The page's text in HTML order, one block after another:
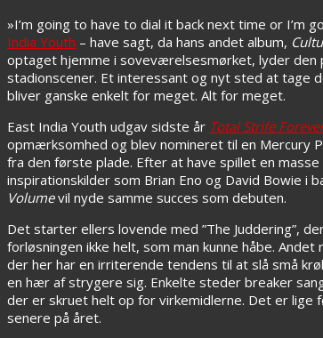
»I’m going to have to dial it back next time or I’m
India Youth – have sagt, da hans andet album,
optaget hjemme i soveværelsesmørket, lyder den
stadionscener. Et interessant og nyt sted at tage
bliver ganske enkelt for meget. Alt for meget.
East India Youth udgav sidste år Total Strife
opmærksomhed og blev nomineret til en Mercury
fra den første plade. Efter at have spillet en
inspirationskilder som Brian Eno og David Bowie
Volumevil nyde samme succes som debuten.
Det starter ellers lovende med ”The Juddering”,
forløsningen ikke helt, som man kunne håbe.
der her har en irriterende tendens til at slå små
en hær af strygere sig. Enkelte steder breaker
der er skruet helt op for virkemidlerne. Det er
senere på året.